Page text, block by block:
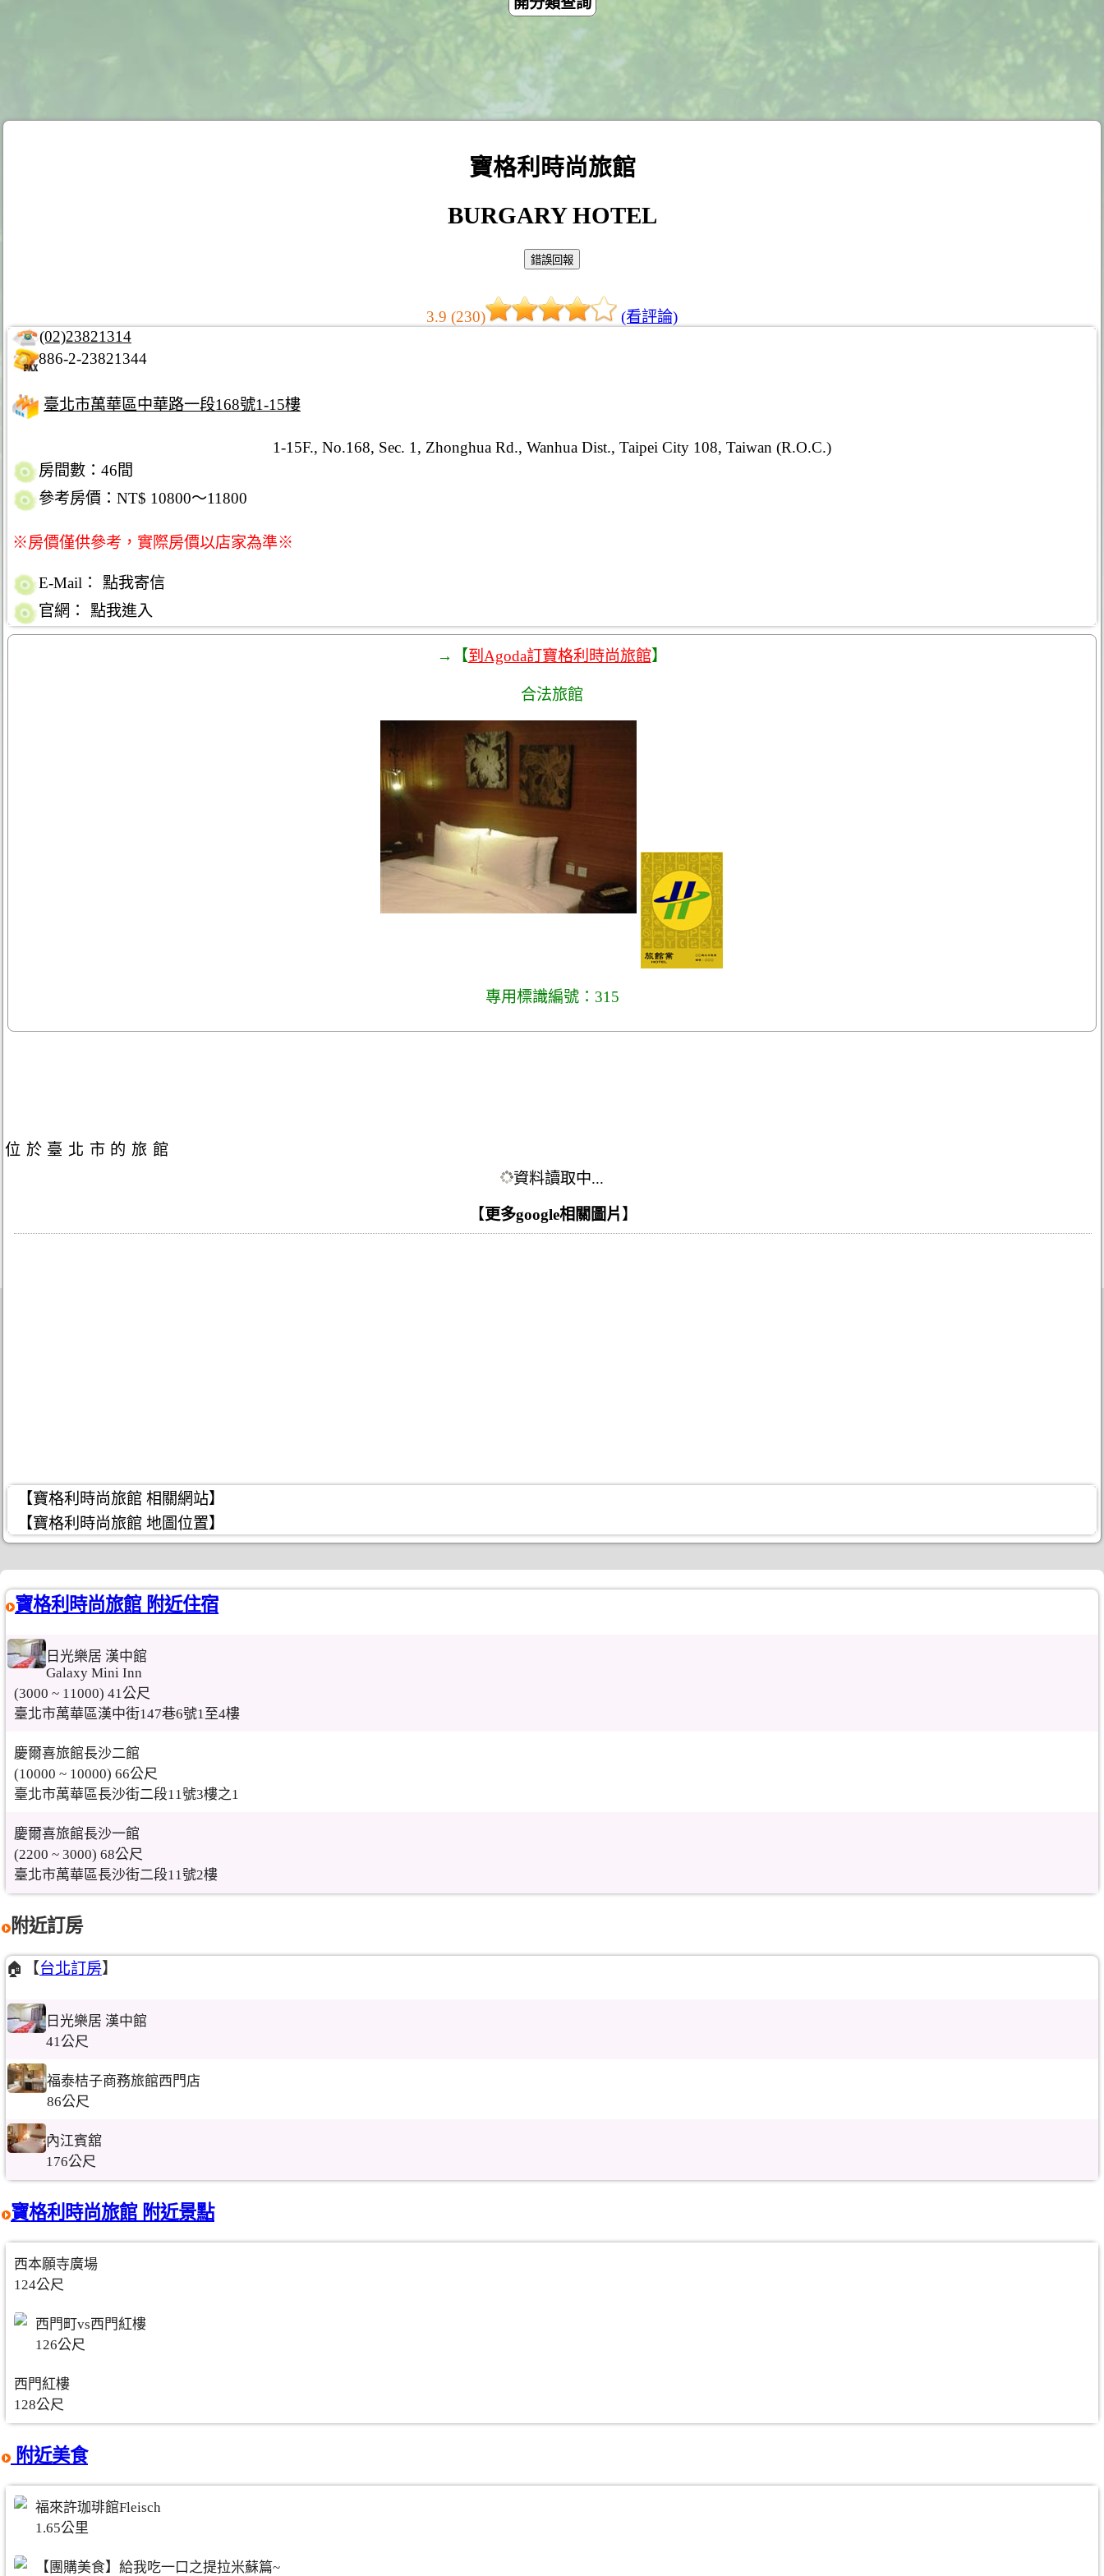
寶格利時尚旅館
BURGARY HOTEL
3.9 (230)
(看評論)
(02)23821314
886-2-23821344
臺北市萬華區中華路一段168號1-15樓
1-15F., No.168, Sec. 1, Zhonghua Rd., Wanhua Dist., Taipei City 108, Taiwan (R.O.C.)
房間數：46間
參考房價：NT$ 10800～11800
※房價僅供參考，實際房價以店家為準※
E-Mail：
點我寄信
官網：
點我進入
→【到Agoda訂寶格利時尚旅館】
合法旅館
專用標識編號：315
位於臺北市的旅館
資料讀取中...
【 更多google相關圖片 】
【寶格利時尚旅館 相關網站】
【寶格利時尚旅館 地圖位置】
寶格利時尚旅館 附近住宿
日光樂居 漢中館
Galaxy Mini Inn
(3000 ~ 11000) 41公尺
臺北市萬華區漢中街147巷6號1至4樓
慶爾喜旅館長沙二館
(10000 ~ 10000) 66公尺
臺北市萬華區長沙街二段11號3樓之1
慶爾喜旅館長沙一館
(2200 ~ 3000) 68公尺
臺北市萬華區長沙街二段11號2樓
附近訂房
🏠【台北訂房】
日光樂居 漢中館
41公尺
福泰桔子商務旅館西門店
86公尺
內江賓舘
176公尺
寶格利時尚旅館 附近景點
西本願寺廣場
124公尺
西門町vs西門紅樓
126公尺
西門紅樓
128公尺
附近美食
福來許珈琲館Fleisch
1.65公里
【團購美食】給我吃一口之提拉米蘇篇~